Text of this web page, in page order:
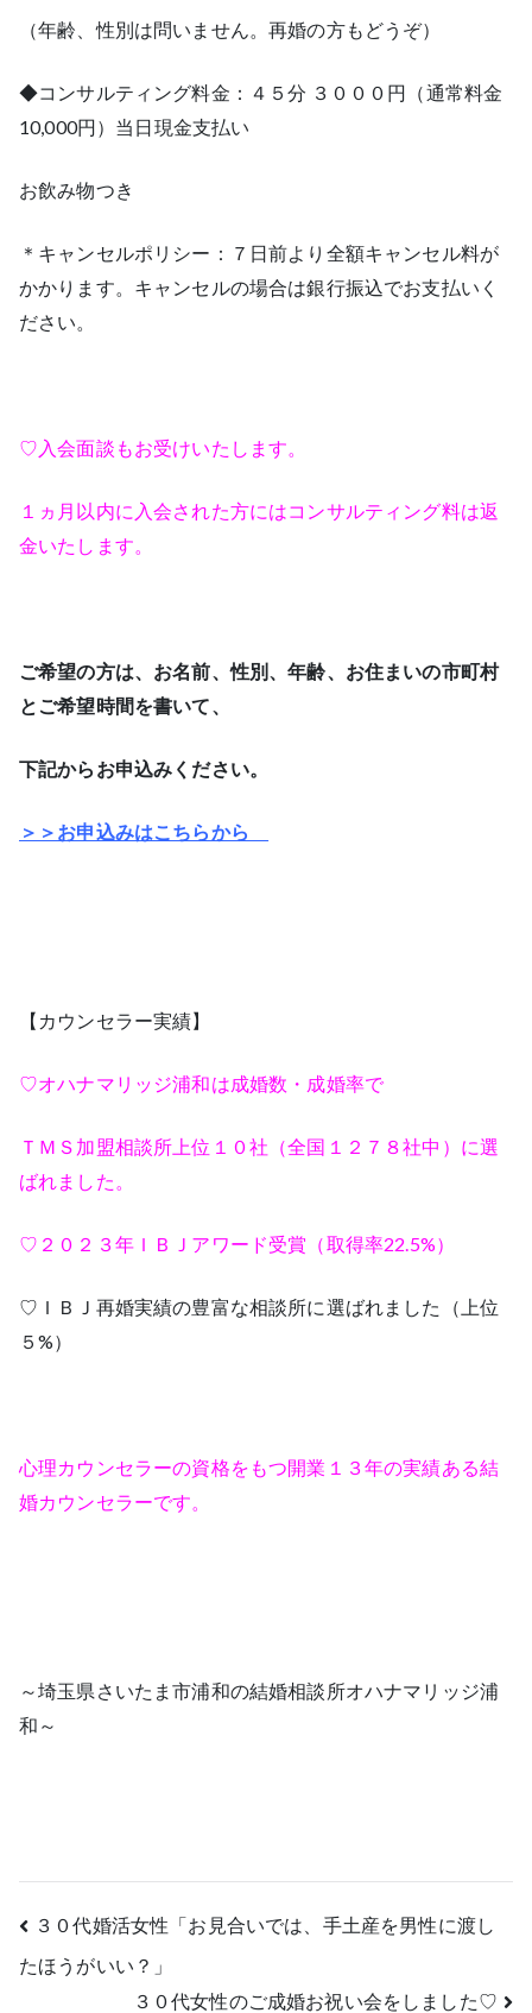
（年齢、性別は問いません。再婚の方もどうぞ）
◆コンサルティング料金：４５分 ３０００円（通常料金
10,000円）当日現金支払い
お飲み物つき
＊キャンセルポリシー：７日前より全額キャンセル料が
かかります。キャンセルの場合は銀行振込でお支払いく
ださい。
♡入会面談もお受けいたします。
１ヵ月以内に入会された方にはコンサルティング料は返
金いたします。
ご希望の方は、お名前、性別、年齢、お住まいの市町村
とご希望時間を書いて、
下記からお申込みください。
＞＞お申込みはこちらから
【カウンセラー実績】
♡オハナマリッジ浦和は成婚数・成婚率で
ＴＭＳ加盟相談所上位１０社（全国１２７８社中）に選
ばれました。
♡２０２３年ＩＢＪアワード受賞（取得率22.5%）
♡ＩＢＪ再婚実績の豊富な相談所に選ばれました（上位
５%）
心理カウンセラーの資格をもつ開業１３年の実績ある結
婚カウンセラーです。
～埼玉県さいたま市浦和の結婚相談所オハナマリッジ浦
和～
投
稿
３０代婚活女性「お見合いでは、手土産を男性に渡し
たほうがいい？」
３０代女性のご成婚お祝い会をしました♡